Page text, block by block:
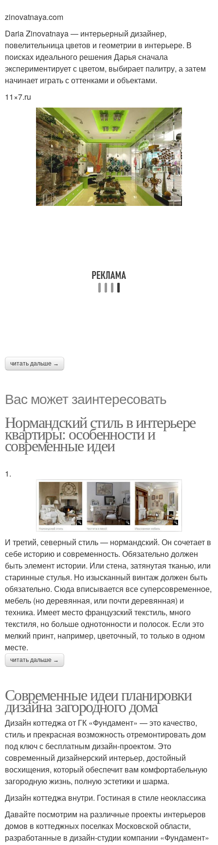
zinovatnaya.com
Daria Zinovatnaya — интерьерный дизайнер,
повелительница цветов и геометрии в интерьере. В
поисках идеального решения Дарья сначала
экспериментирует с цветом, выбирает палитру, а затем
начинает играть с оттенками и объектами.
11×7.ru
читать дальше →
Вас может заинтересовать
Нормандский стиль в интерьере
квартиры: особенности и
современные идеи
1.
И третий, северный стиль — нормандский. Он сочетает в
себе историю и современность. Обязательно должен
быть элемент истории. Или стена, затянутая тканью, или
старинные стулья. Но изысканный винтаж должен быть
обязательно. Сюда вписывается все суперсовременное,
мебель (но деревянная, или почти деревянная) и
техника. Имеет место французский текстиль, много
текстиля, но больше однотонности и полосок. Если это
мелкий принт, например, цветочный, то только в одном
месте.
читать дальше →
Современные идеи планировки
дизайна загородного дома
Дизайн коттеджа от ГК «Фундамент» — это качество,
стиль и прекрасная возможность отремонтировать дом
под ключ с бесплатным дизайн-проектом. Это
современный дизайнерский интерьер, достойный
восхищения, который обеспечит вам комфортабельную
загородную жизнь, полную эстетики и шарма.
Дизайн коттеджа внутри. Гостиная в стиле неоклассика
Давайте посмотрим на различные проекты интерьеров
домов в коттеджных поселках Московской области,
разработанные в дизайн-студии компании «Фундамент»